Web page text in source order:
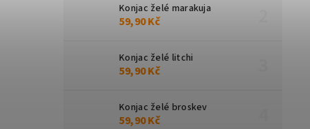
Konjac želé marakuja
59,90 Kč
Konjac želé litchi
59,90 Kč
Konjac želé broskev
59,90 Kč